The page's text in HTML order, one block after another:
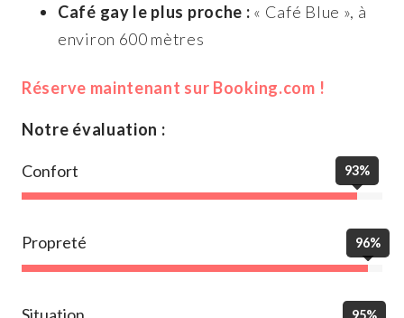
Café gay le plus proche : « Café Blue », à
environ 600 mètres
Réserve maintenant sur Booking.com !
Notre évaluation :
Confort 93%
Propreté 96%
95%